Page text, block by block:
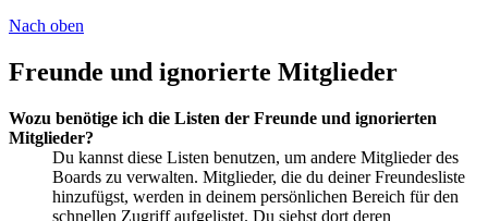
Nach oben
Freunde und ignorierte Mitglieder
Wozu benötige ich die Listen der Freunde und ignorierten
Mitglieder?
Du kannst diese Listen benutzen, um andere Mitglieder des
Boards zu verwalten. Mitglieder, die du deiner Freundesliste
hinzufügst, werden in deinem persönlichen Bereich für den
schnellen Zugriff aufgelistet. Du siehst dort deren